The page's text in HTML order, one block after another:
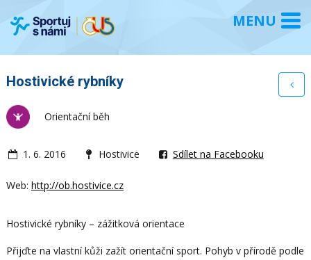
Hostivické rybníky
Orientační běh
1. 6. 2016 Hostivice Sdílet na Facebooku
Web: http://ob.hostivice.cz
Hostivické rybníky – zážitková orientace
Přijďte na vlastní kůži zažít orientační sport. Pohyb v přírodě podle